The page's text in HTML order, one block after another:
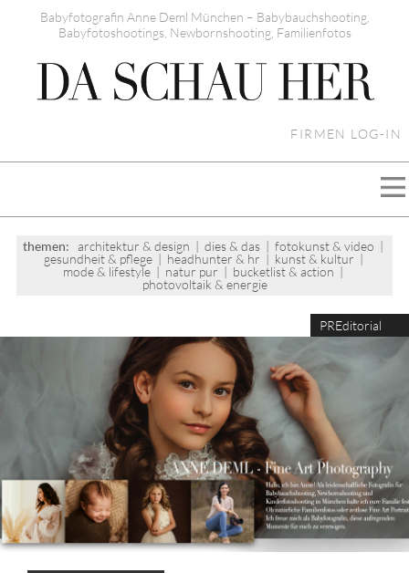
Babyfotografin Anne Deml München – Babybauchshooting,
Babyfotoshootings, Newbornshooting, Familienfotos
FIRMEN LOG-IN
themen: architektur & design | dies & das | fotokunst & video |
gesundheit & pflege| headhunter & hr | kunst & kultur |
mode & lifestyle | natur pur | bucketlist & action |
photovoltaik & energie
PREditorial